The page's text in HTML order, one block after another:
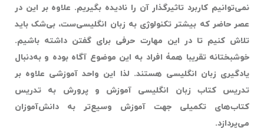
نمی‌توانیم کاربرد تاثیرگذار آن را نادیده بگیریم. علاوه بر این در
عصر حاضر که بیشتر تکنولوژی به زبان انگلیسی‌ست، بی‌شک باید
تلاش کنیم تا در این مهارت حرفی برای گفتن داشته باشیم.
خوشبختانه تقریبا همۀ افراد به این موضوع آگاه بوده و به‌دنبال
یادگیری زبان انگلیسی هستند. لذا این واحد آموزشی علاوه بر
تدریس کتاب زبان انگلیسی آموزش و پرورش به تدریس
کتاب‌های تکمیلی جهت آموزش وسیع‌تر به دانش‌آموزان
می‌پردازد.